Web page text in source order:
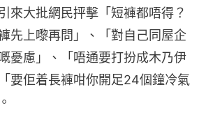
來大批網民抨擊「短褲都唔得？
先上嚟再問」、「對自己同屋企
憂慮」、「唔通要打扮成木乃伊
要佢着長褲咁你開足24個鐘冷氣